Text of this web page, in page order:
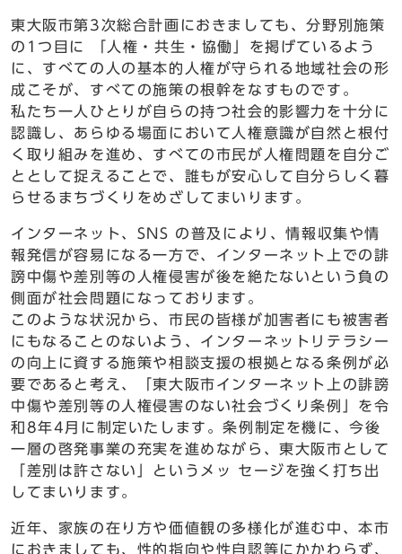
東大阪市第3次総合計画におきましても、分野別施策
の1つ目に 「人権・共生・協働」を掲げているよう
に、すべての人の基本的人権が守られる地域社会の形
成こそが、すべての施策の根幹をなすものです。
私たち一人ひとりが自らの持つ社会的影響力を十分に
認識し、あらゆる場面において人権意識が自然と根付
く取り組みを進め、すべての市民が人権問題を自分ご
ととして捉えることで、誰もが安心して自分らしく暮
らせるまちづくりをめざしてまいります。
インターネット、SNS の普及により、情報収集や情
報発信が容易になる一方で、インターネット上での誹
謗中傷や差別等の人権侵害が後を絶たないという負の
側面が社会問題になっております。
このような状況から、市民の皆様が加害者にも被害者
にもなることのないよう、インターネットリテラシー
の向上に資する施策や相談支援の根拠となる条例が必
要であると考え、「東大阪市インターネット上の誹謗
中傷や差別等の人権侵害のない社会づくり条例」を令
和8年4月に制定いたします。条例制定を機に、今後
一層の啓発事業の充実を進めながら、東大阪市として
「差別は許さない」というメッ セージを強く打ち出
してまいります。
近年、家族の在り方や価値観の多様化が進む中、本市
におきましても、性的指向や性自認等にかかわらず、